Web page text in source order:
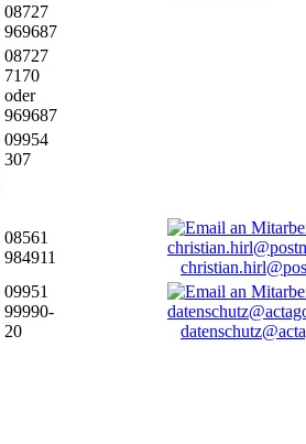
08727
969687
08727
7170
oder
969687
09954
307
08561
984911
09951
99990-
20